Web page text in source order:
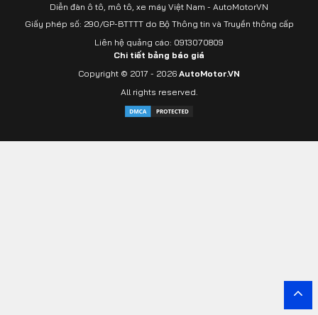
Diễn đàn ô tô, mô tô, xe máy Việt Nam - AutoMotorVN
Giấy phép số: 290/GP-BTTTT do Bộ Thông tin và Truyền thông cấp
Liên hệ quảng cáo: 0913070809
Chi tiết bảng báo giá
Copyright © 2017 - 2026 AutoMotor.VN
All rights reserved.